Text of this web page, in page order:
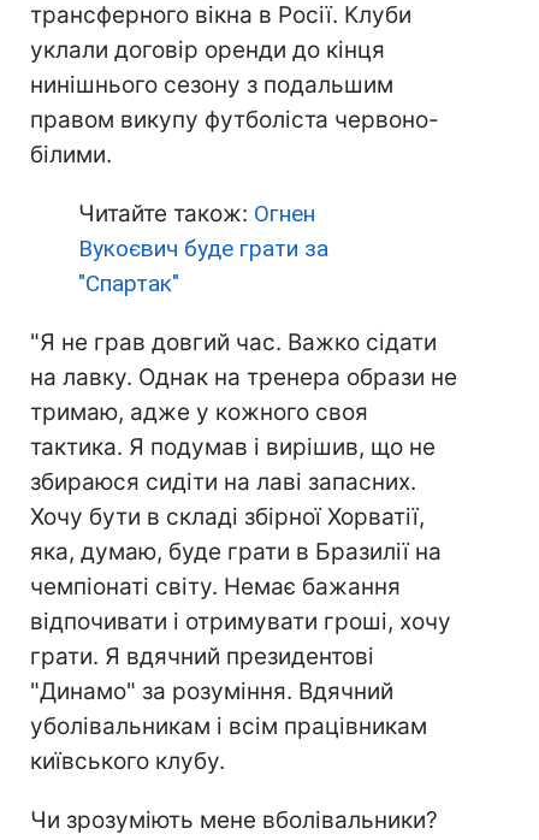
трансферного вікна в Росії. Клуби
уклали договір оренди до кінця
нинішнього сезону з подальшим
правом викупу футболіста червоно-
білими.
Читайте також: Огнен
Вукоєвич буде грати за
"Спартак"
"Я не грав довгий час. Важко сідати
на лавку. Однак на тренера образи не
тримаю, адже у кожного своя
тактика. Я подумав і вирішив, що не
збираюся сидіти на лаві запасних.
Хочу бути в складі збірної Хорватії,
яка, думаю, буде грати в Бразилії на
чемпіонаті світу. Немає бажання
відпочивати і отримувати гроші, хочу
грати. Я вдячний президентові
"Динамо" за розуміння. Вдячний
уболівальникам і всім працівникам
київського клубу.
Чи зрозуміють мене вболівальники?